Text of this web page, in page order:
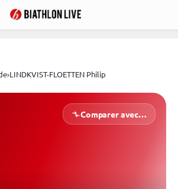
›LINDKVIST-FLOETTEN Philip
Comparer avec…